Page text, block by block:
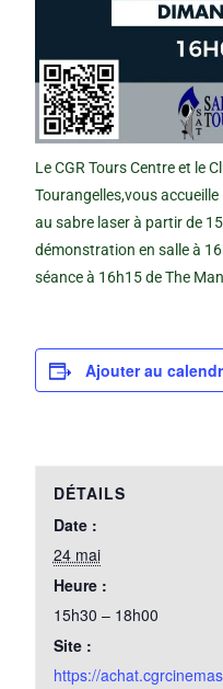
Le CGR Tours Centre et le
Tourangelles,vous
au sabre laser à partir de
démonstration en salle à
séance à 16h15 de The
Ajouter au
DÉTAILS
Date :
24 mai
Heure :
15h30 – 18h00
Site :
https://